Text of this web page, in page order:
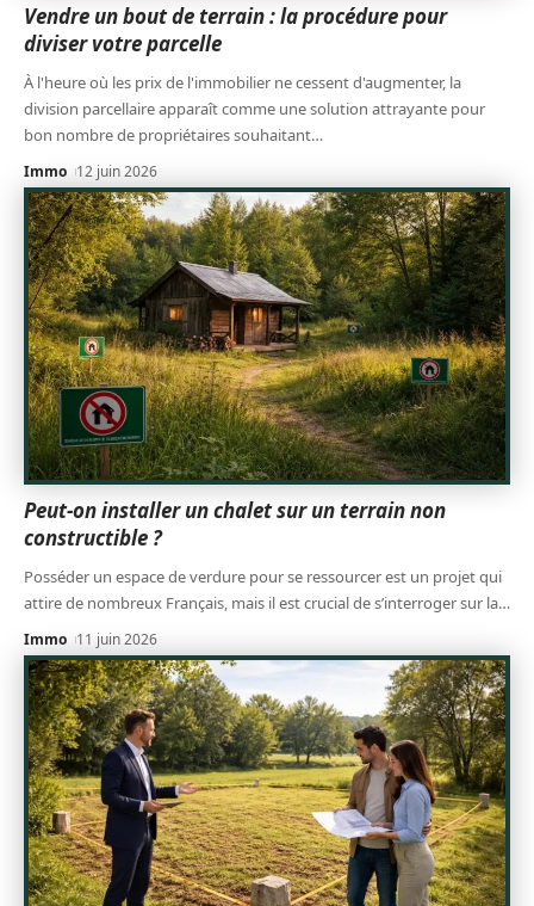
Vendre un bout de terrain : la procédure pour
diviser votre parcelle
À l'heure où les prix de l'immobilier ne cessent d'augmenter, la
division parcellaire apparaît comme une solution attrayante pour
bon nombre de propriétaires souhaitant…
Immo 12 juin 2026
Peut-on installer un chalet sur un terrain non
constructible ?
Posséder un espace de verdure pour se ressourcer est un projet qui
attire de nombreux Français, mais il est crucial de s’interroger sur la…
Immo 11 juin 2026